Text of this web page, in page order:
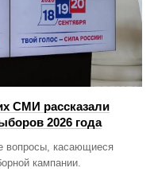
СМИ рассказали
2026 года
вопросы, касающиеся
кампании.